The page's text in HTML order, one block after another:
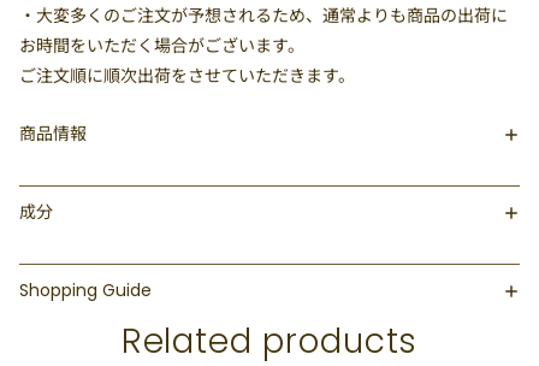
・大変多くのご注文が予想されるため、通常よりも商品の出荷に
お時間をいただく場合がございます。
ご注文順に順次出荷をさせていただきます。
商品情報
成分
Shopping Guide
Related products